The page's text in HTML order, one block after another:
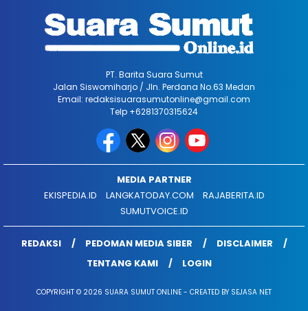
PT. Barita Suara Sumut
Jalan Siswomiharjo / Jln. Perdana No.63 Medan
Email: redaksisuarasumutonline@gmail.com
Telp +6281370315624
MEDIA PARTNER
EKISPEDIA.ID
LANGKATODAY.COM
RAJABERITA.ID
SUMUTVOICE.ID
REDAKSI PEDOMAN MEDIA SIBER
DISCLAIMER
TENTANG KAMI
LOGIN
COPYRIGHT © 2026 SUARA SUMUT ONLINE - CREATED BY SEJASA NET